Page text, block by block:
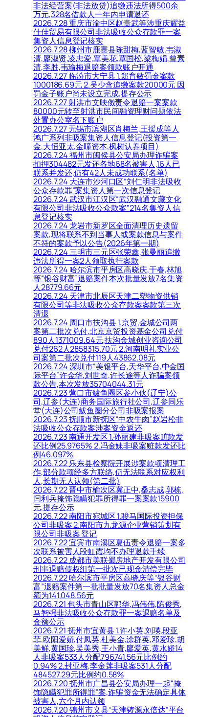
非法经营案(非法放贷)追缴违法所得500余
万元,328名借款人一年内申请退还
2026.7.28 重庆市渝中区赵贵武等涉重庆耀益
仕佳贸易有限公司非法吸收公众存款罪一案
集资人信息登记核实
2026.7.28 柳州市鹿寨县陈甜梅,蓝智敏,韦淑
清,廖淑贤,凌忠爱,覃美花,覃国松,梁梅娟,曾素
清,李胜,韦瑜梅退赔案领款账户开通
2026.7.27 临汾市大宁县 1.郑育敏罚金案款
1000186.69元 2.吴少含追缴案款20000元 因
罚金子账户尚未设立完成,提存公示
2026.7.27 射洪市文映傚责令退赔一案案款
80000元转至射洪市民间融资理财问题依法
处置办公室名下账户
2026.7.27 无锡市滨湖区肖梅兰,王援成等人
鸿广系列非吸案集资人信息登记(投资第一
金,大恒亚太,金曈资本,枫树认养项目)
2026.7.24 福州市闽侯县公安局办理诈骗案
扣押304482元发还各地68名被害人,16人已
联系并发还,仍有42人未成功联系(名单)
2026.7.24 大连市沙河口区“刘仁明非法吸收
公众存款罪”案集资人第一次信息登记
2026.7.24 武汉市江汉区“武汉融通文藏文化
有限公司非法吸收公众款案”214名集资人信
息登记核实
2026.7.24 龙岩市新罗区全面清理历史遗留
案款,现将联系不到当事人或案款信息与案件
不符的案款予以公告(2026年第一期)
2026.7.24 三明市三元区张荣鑫,张曼丽追缴
违法所得一案2人领取执行案款
2026.7.24 哈尔滨市平房区高晓庆,于春,林旭
等“银谷财富”退赔案件本次批量发放7名集资
人28779.66元
2026.7.24 天津市北辰区天津二塑物资供销
有限公司等非法吸收公众存款案案款第三次
清退
2026.7.24 周口市扶沟县 1.京贸,金城公司两
案第二批次兑付,北京京贸投资基金公司兑付
890人1371009.64元,扶沟金城创业咨询公司
兑付262人2858315.70元 2.河南明礼实业公
司案第二批次兑付119人43862.08元
2026.7.24 深圳市“美银平台,天华平台,中金国
际平台”许金华,刘世奇,许长途等人诈骗案领
款公告,本次发放35704044.31元
2026.7.23 营口市鲅鱼圈区参小伙(辽宁)公
司,辽参(大连)商务国际旅行社公司,辽参同乐
堂(大连)公司鲅鱼圈分公司非吸案报案
2026.7.23 抚顺市新抚区“中农牛肉”赵岩松非
法吸收公众存款案涉案资金返还
2026.7.23 南通开发区 1.孙丽建非吸案赃款发
还比例25.9765% 2.冯金妹非吸案赃款发还比
例46.097%
2026.7.22 乐东县检察院开展涉案款项清理工
作,部分款项经多方联络,仍无法联系对应权利
人,长期无人认领(第二批)
2026.7.22 晋中市榆次区冀正中,桑志成,郭栋,
闫利兵掩饰隐瞒犯罪所得罪一案案款15900
元,提存公示
2026.7.22 南阳市宛城区 1.骏马国际投资担保
公司非吸案 2.南阳市九龙源企业营销策划有
限公司非吸案 登记
2026.7.22 宜宾市南溪区夏伍责令退赔一案多
次联系被害人段虹霞均不办理退款手续
2026.7.22 成都市美联蜀房地产开发有限公司
刑事退赔债权组第一批次已现金清偿完毕
2026.7.22 哈尔滨市平房区高晓庆等“银谷财
富”退赔案件第一批批量发放70名集资人总金
额为141,048.56元
2026.7.21 包头市青山区郭华,冯伟伟,陈俊秀,
马智强非法吸收公众存款罪一案退赔名单及
金额公示
2026.7.21 抚州市宜黄县 1.许小英,刘瑛,段亚
菲,欧阳爱娇,付凤英,杜美金,涂群英,邓爱珍,胡
美鲜,黄国珍,吴美秀,王小青,廖爱英,黄水娇14
人非吸案533人分配796741.56元比例约
0.94% 2.封亚梅,李金莲非吸案531人分配
484527.29元比例约0.58%
2026.7.20 抚州市广昌县公安局办理一起“掩
饰隐瞒犯罪所得罪”案,诈骗资金无法确定具体
被害人,六个月内认领
2026.7.20 锦州市义县“天津铸源永倍达”平台